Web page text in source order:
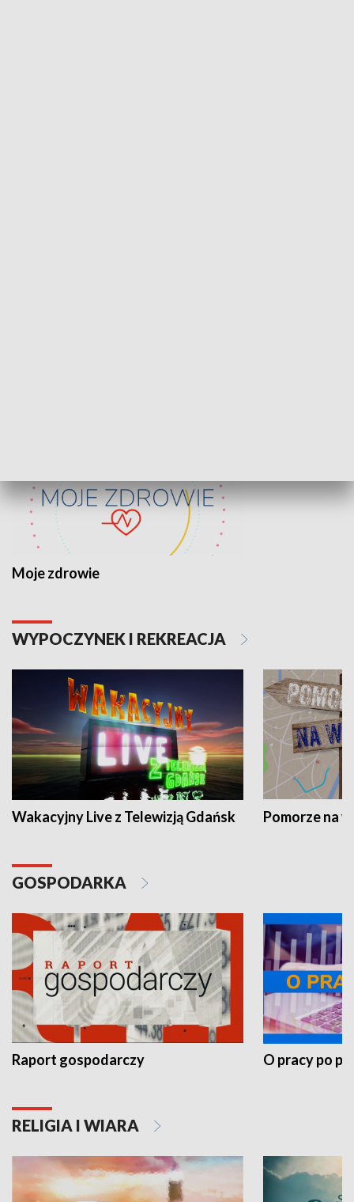
Moje zdrowie
WYPOCZYNEK I REKREACJA
Wakacyjny Live z Telewizją Gdańsk Pomorze na
GOSPODARKA
Raport gospodarczy O pracy po
RELIGIA I WIARA